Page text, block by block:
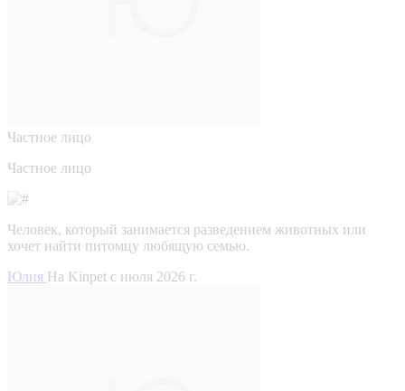
Частное лицо
Частное лицо
Человек, который занимается разведением животных или
хочет найти питомцу любящую семью.
Юлия На Kinpet c июля 2026 г.